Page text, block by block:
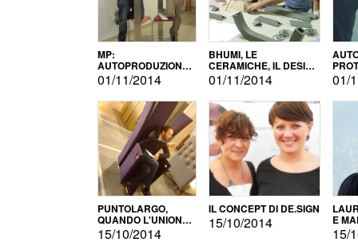
MP:
AUTOPRODUZIONE
E INNOVAZIONE
01/11/2014
BHUMI, LE
CERAMICHE, IL DESIGN
E L'AUTOPRODUZIONE
01/11/2014 01/
PUNTOLARGO,
QUANDO L'UNIONE
FA LA FORZA E
VINCE
15/10/2014
IL CONCEPT DI DE.SIGN
15/10/2014 E
15/